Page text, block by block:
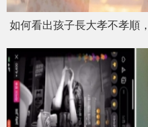
如何看出孩子長大孝不孝順